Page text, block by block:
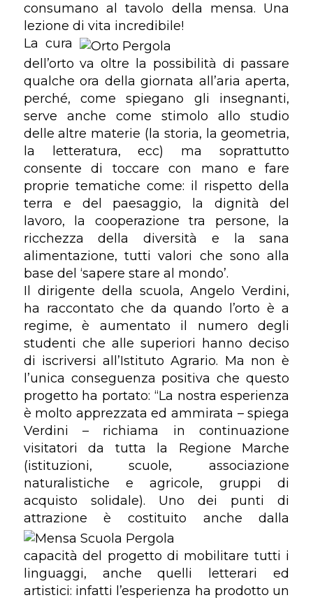
consumano al tavolo della mensa. Una
lezione di vita incredibile!
La cura
dell’orto va oltre la possibilità di passare
qualche ora della giornata all’aria aperta,
perché, come spiegano gli insegnanti,
serve anche come stimolo allo studio
delle altre materie (la storia, la geometria,
la letteratura, ecc) ma soprattutto
consente di toccare con mano e fare
proprie tematiche come: il rispetto della
terra e del paesaggio, la dignità del
lavoro, la cooperazione tra persone, la
ricchezza della diversità e la sana
alimentazione, tutti valori che sono alla
base del ‘sapere stare al mondo’.
Il dirigente della scuola, Angelo Verdini,
ha raccontato che da quando l’orto è a
regime, è aumentato il numero degli
studenti che alle superiori hanno deciso
di iscriversi all’Istituto Agrario. Ma non è
l’unica conseguenza positiva che questo
progetto ha portato: “La nostra esperienza
è molto apprezzata ed ammirata – spiega
Verdini – richiama in continuazione
visitatori da tutta la Regione Marche
(istituzioni, scuole, associazione
naturalistiche e agricole, gruppi di
acquisto solidale). Uno dei punti di
attrazione è costituito anche dalla
capacità del progetto di mobilitare tutti i
linguaggi, anche quelli letterari ed
artistici: infatti l’esperienza ha prodotto un